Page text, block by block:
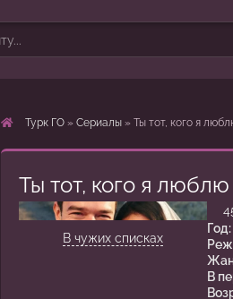
Турк ГО » Сериалы » Ты тот, кого я
Ты тот, кого я
1 сезон 15 серия
В чужих списках
Год:
В